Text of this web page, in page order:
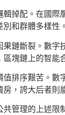
輯掉配。在國際
別和群體多樣性。
果鏈斷裂。數字
區塊鏈上的智能
值排序艱苦。數
房，誇大后者則
共管理的上述限